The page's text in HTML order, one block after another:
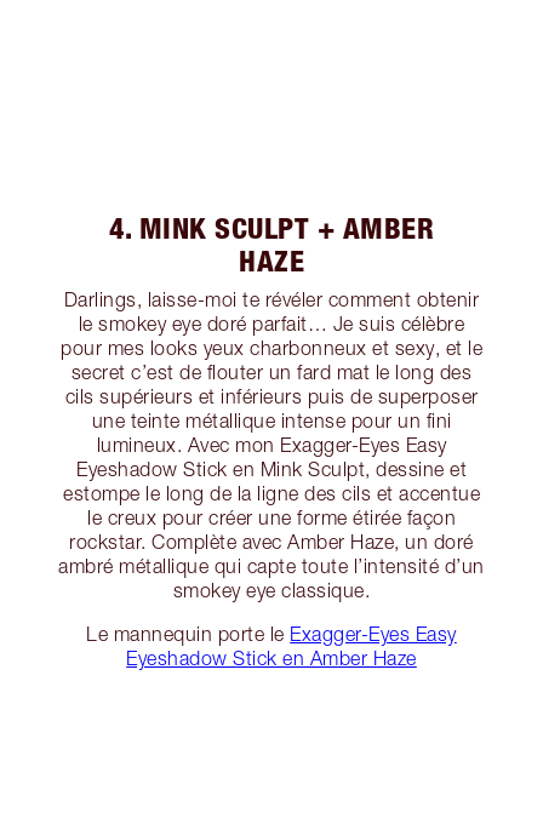
4. MINK SCULPT + AMBER
HAZE
Darlings, laisse-moi te révéler comment obtenir
le smokey eye doré parfait… Je suis célèbre
pour mes looks yeux charbonneux et sexy, et le
secret c’est de flouter un fard mat le long des
cils supérieurs et inférieurs puis de superposer
une teinte métallique intense pour un fini
lumineux. Avec mon Exagger-Eyes Easy
Eyeshadow Stick en Mink Sculpt, dessine et
estompe le long de la ligne des cils et accentue
le creux pour créer une forme étirée façon
rockstar. Complète avec Amber Haze, un doré
ambré métallique qui capte toute l’intensité d’un
smokey eye classique.
Le mannequin porte le Exagger-Eyes Easy
Eyeshadow Stick en Amber Haze